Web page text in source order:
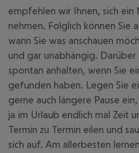
empfehlen wir Ihnen, sich ein
nehmen. Folglich können Sie
wann Sie was anschauen
und gar unabhängig. Darüber
spontan anhalten, wenn Sie
gefunden haben. Legen Sie
gerne auch längere Pause
ja im Urlaub endlich mal Zeit
Termin zu Termin eilen und
sich auf. Am allerbesten